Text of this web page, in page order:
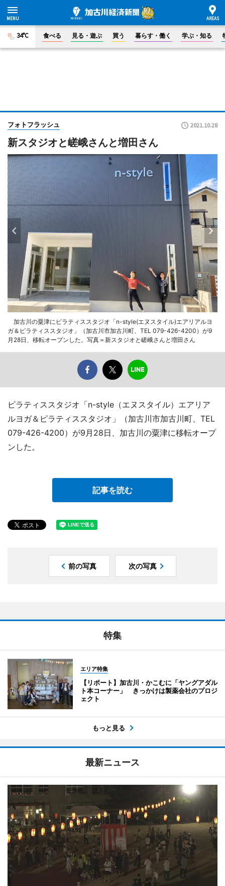
34°C 食べる 見る・遊ぶ 買う 暮らす・働く 学ぶ・知る
フォトフラッシュ 2021.10.28
新スタジオと嵯峨さんと増田さん
加古川の粟津にピラティススタジオ「n-style(エヌスタイル)エアリアルヨ
ガ＆ピラティススタジオ」（加古川市加古川町、TEL 079-426-4200）が9
月28日、移転オープンした。写真＝新スタジオと嵯峨さんと増田さん
ピラティススタジオ「n-style（エヌスタイル）エアリア
ルヨガ＆ピラティススタジオ」（加古川市加古川町、TEL
079-426-4200）が9月28日、加古川の粟津に移転オープ
ンした。
記事を読む
前の写真 次の写真
特集
エリア特集
【リポート】加古川・かこむに「ヤングアダル
ト本コーナー」 きっかけは製薬会社のプロジ
ェクト
もっと見る
最新ニュース